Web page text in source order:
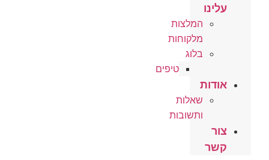
עלינו
המלצות
מלקוחות
בלוג
טיפים
אודות
שאלות
ותשובות
צור
קשר